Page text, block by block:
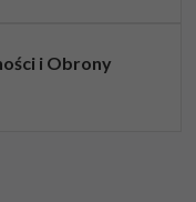
i Obrony